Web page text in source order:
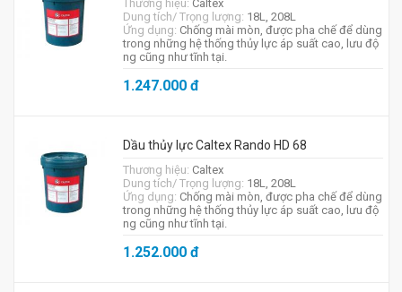
Thương hiệu: Caltex
Dung tích/ Trọng lượng: 18L, 208L
Ứng dụng: Chống mài mòn, được pha chế để dùng
trong những hệ thống thủy lực áp suất cao, lưu độ
ng cũng như tĩnh tại.
1.247.000đ
Dầu thủy lực Caltex Rando HD 68
Thương hiệu: Caltex
Dung tích/ Trọng lượng: 18L, 208L
Ứng dụng: Chống mài mòn, được pha chế để dùng
trong những hệ thống thủy lực áp suất cao, lưu độ
ng cũng như tĩnh tại.
1.252.000đ